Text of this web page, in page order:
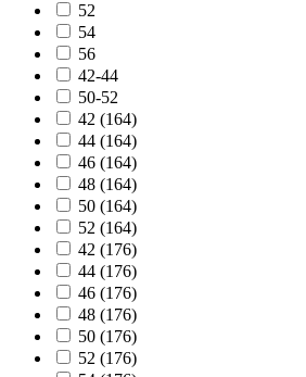
52
54
56
42-44
50-52
42 (164)
44 (164)
46 (164)
48 (164)
50 (164)
52 (164)
42 (176)
44 (176)
46 (176)
48 (176)
50 (176)
52 (176)